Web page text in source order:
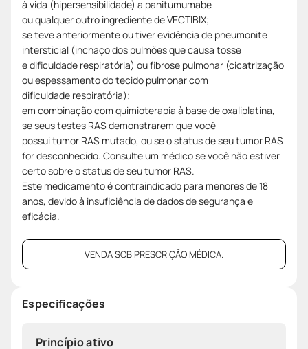
à vida (hipersensibilidade) a panitumumabe
ou qualquer outro ingrediente de VECTIBIX;
se teve anteriormente ou tiver evidência de pneumonite
intersticial (inchaço dos pulmões que causa tosse
e dificuldade respiratória) ou fibrose pulmonar (cicatrização
ou espessamento do tecido pulmonar com
dificuldade respiratória);
em combinação com quimioterapia à base de oxaliplatina,
se seus testes RAS demonstrarem que você
possui tumor RAS mutado, ou se o status de seu tumor RAS
for desconhecido. Consulte um médico se você não estiver
certo sobre o status de seu tumor RAS.
Este medicamento é contraindicado para menores de 18
anos, devido à insuficiência de dados de segurança e
eficácia.
VENDA SOB PRESCRIÇÃO MÉDICA.
Especificações
Princípio ativo